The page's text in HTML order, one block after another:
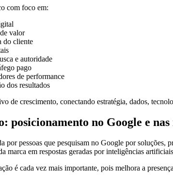
com foco em:
valor
do cliente
e autoridade
pago
de performance
dos resultados
de crescimento, conectando estratégia, dados,
posicionamento no Google e
por pessoas que pesquisam no Google por
marca em respostas geradas por inteligências
é cada vez mais importante, pois melhora a